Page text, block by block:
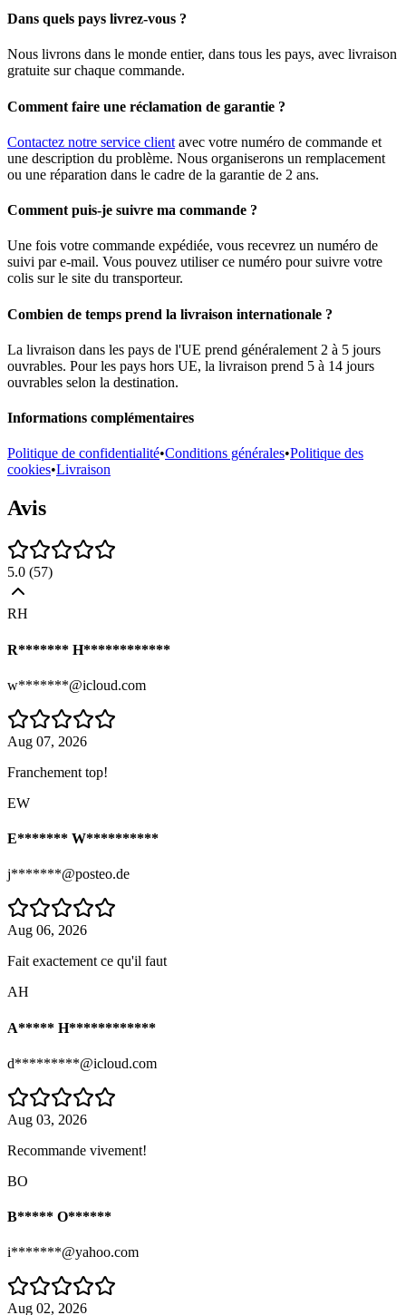
Dans quels pays livrez-vous ?
Nous livrons dans le monde entier, dans tous les pays, avec livraison
gratuite sur chaque commande.
Comment faire une réclamation de garantie ?
Contactez notre service client avec votre numéro de commande et
une description du problème. Nous organiserons un remplacement
ou une réparation dans le cadre de la garantie de 2 ans.
Comment puis-je suivre ma commande ?
Une fois votre commande expédiée, vous recevrez un numéro de
suivi par e-mail. Vous pouvez utiliser ce numéro pour suivre votre
colis sur le site du transporteur.
Combien de temps prend la livraison internationale ?
La livraison dans les pays de l'UE prend généralement 2 à 5 jours
ouvrables. Pour les pays hors UE, la livraison prend 5 à 14 jours
ouvrables selon la destination.
Informations complémentaires
Politique de confidentialité•Conditions générales•Politique des
cookies•Livraison
Avis
5.0 (57)
RH
R******* H************
w*******@icloud.com
Aug 07, 2026
Franchement top!
EW
E******* W**********
j*******@posteo.de
Aug 06, 2026
Fait exactement ce qu'il faut
AH
A***** H************
d*********@icloud.com
Aug 03, 2026
Recommande vivement!
BO
B***** O******
i*******@yahoo.com
Aug 02, 2026